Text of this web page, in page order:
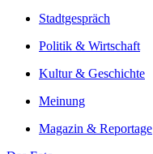
Stadtgespräch
Politik & Wirtschaft
Kultur & Geschichte
Meinung
Magazin & Reportage